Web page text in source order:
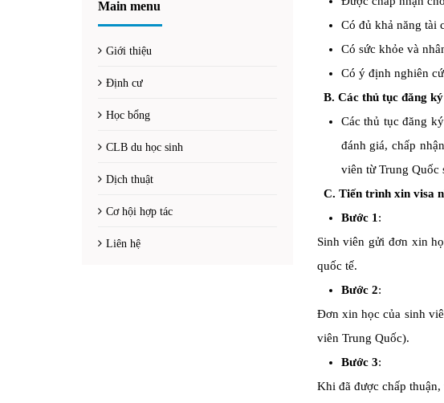
Main menu
Giới thiệu
Định cư
Học bổng
CLB du học sinh
Dịch thuật
Cơ hội hợp tác
Liên hệ
Có đủ khả năng tài
Có sức khỏe và
Có ý định nghiên
B. Các thủ tục đăng
Các thủ tục đăng
đánh giá, chấp
viên từ Trung Quốc
C. Tiến trình xin visa
Bước 1:
Sinh viên gửi đơn xin
quốc tế.
Bước 2:
Đơn xin học của sinh
viên Trung Quốc).
Bước 3:
Khi đã được chấp